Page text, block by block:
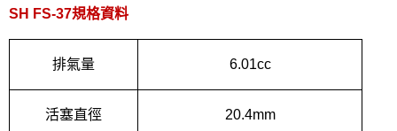
SH FS-37規格資料
排氣量 6.01cc
活塞直徑 20.4mm